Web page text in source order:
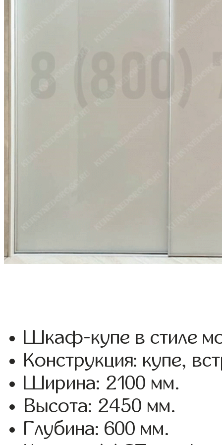
Шкаф-купе в стиле
Конструкция: купе,
Ширина: 2100 мм.
Высота: 2450 мм.
Глубина: 600 мм.